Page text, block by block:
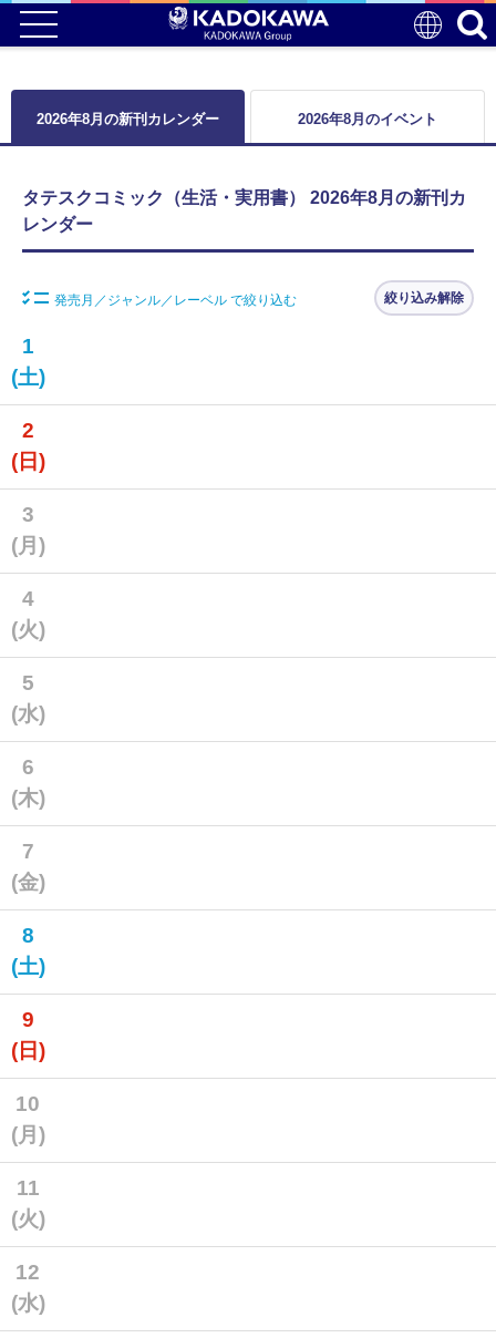
2026年8月の新刊カレンダー 2026年8月のイベント
タテスクコミック（生活・実用書） 2026年8月の新刊カ
レンダー
発売月／ジャンル／レーベル で絞り込む 絞り込み解除
1
(土)
2
(日)
3
(月)
4
(火)
5
(水)
6
(木)
7
(金)
8
(土)
9
(日)
10
(月)
11
(火)
12
(水)